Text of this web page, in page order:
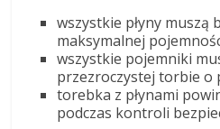
wszystkie płyny muszą
maksymalnej
wszystkie pojemniki
przezroczystej torbie o
torebka z płynami
podczas kontroli